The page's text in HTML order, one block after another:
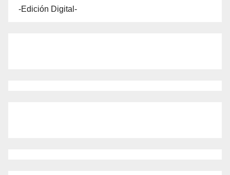
-Edición Digital-